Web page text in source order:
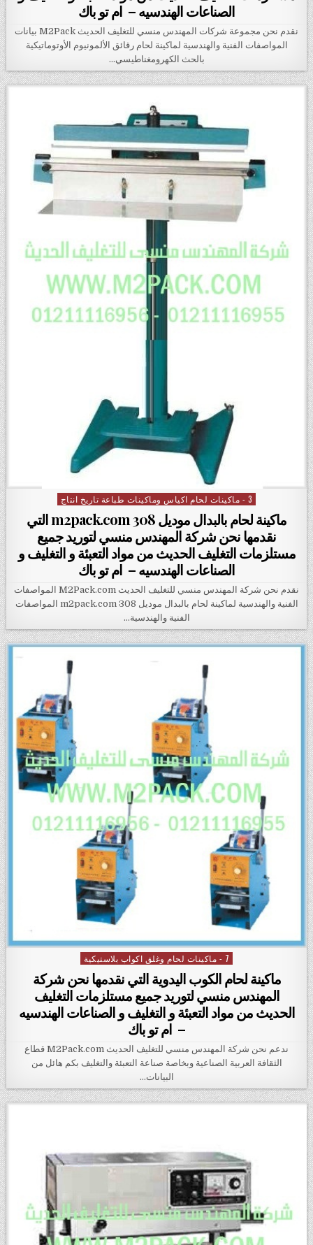
الصناعات الهندسيه – ام تو باك
نقدم نحن مجموعة شركات المهندس منسي للتغليف الحديث M2Pack بيانات
المواصفات الفنية والهندسية لماكينة لحام رقائق الألمونيوم الأوتوماتيكية
بالحث الكهرومغناطيسي…
Posted in
3 - ماكينات لحام اكياس وماكينات طباعة تاريخ انتاج
ماكينة لحام بالبدال موديل m2pack.com 308 التي
نقدمها نحن شركة المهندس منسي لتوريد جميع
مستلزمات التغليف الحديث من مواد التعبئة و التغليف و
الصناعات الهندسيه – ام تو باك
نقدم نحن شركة المهندس منسي للتغليف الحديث M2Pack.com المواصفات
الفنية والهندسية لماكينة لحام بالبدال موديل m2pack.com 308 المواصفات
الفنية والهندسية…
Posted in7 - ماكينات لحام وغلق اكواب بلاستيكية
ماكينة لحام الكوب اليدوية التي نقدمها نحن شركة
المهندس منسي لتوريد جميع مستلزمات التغليف
الحديث من مواد التعبئة و التغليف و الصناعات الهندسيه
– ام تو باك
ندعم نحن شركة المهندس منسي للتغليف الحديث M2Pack.com قطاع
الثقافة العربية الصناعية وبخاصة صناعة التعبئة والتغليف بكم هائل من
البيانات…